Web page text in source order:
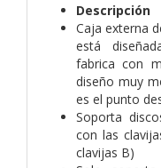
Descripción
Caja externa
está
fabrica con
diseño muy
es el punto
Soporta
con las
clavijas B)